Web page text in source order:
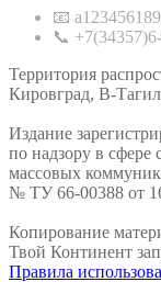
📧
📞
Территория
Кировград, В-
Издание
по надзору в
массовых
№ ТУ 66-00388 от
Копирование
Твой Континент
Правила